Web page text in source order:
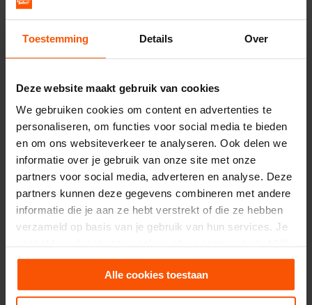
Toestemming Details Over
Deze website maakt gebruik van cookies
We gebruiken cookies om content en advertenties te
personaliseren, om functies voor social media te bieden
en om ons websiteverkeer te analyseren. Ook delen we
informatie over je gebruik van onze site met onze
partners voor social media, adverteren en analyse. Deze
partners kunnen deze gegevens combineren met andere
informatie die je aan ze hebt verstrekt of die ze hebben
verzameld op basis van je gebruik van hun services. Je
gebruiken.
Alle cookies toestaan
Valentijnsdag: vier de liefde
zonder cadeaustress!